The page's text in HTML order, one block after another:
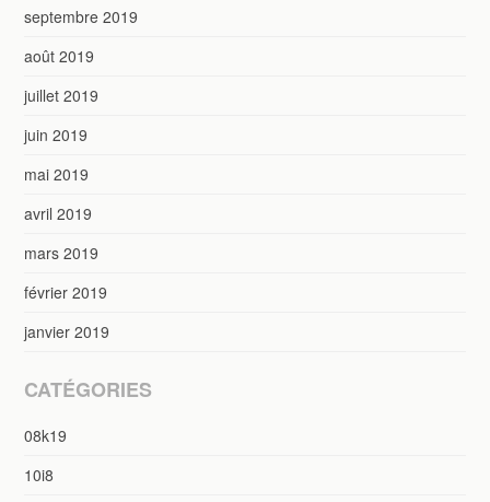
septembre 2019
août 2019
juillet 2019
juin 2019
mai 2019
avril 2019
mars 2019
février 2019
janvier 2019
CATÉGORIES
08k19
10i8